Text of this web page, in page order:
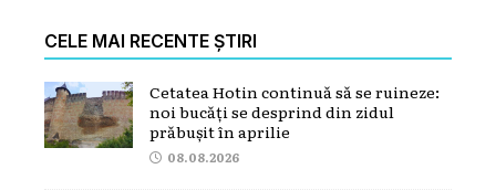
CELE MAI RECENTE ȘTIRI
Cetatea Hotin continuă să se ruineze:
noi bucăți se desprind din zidul
prăbușit în aprilie
08.08.2026